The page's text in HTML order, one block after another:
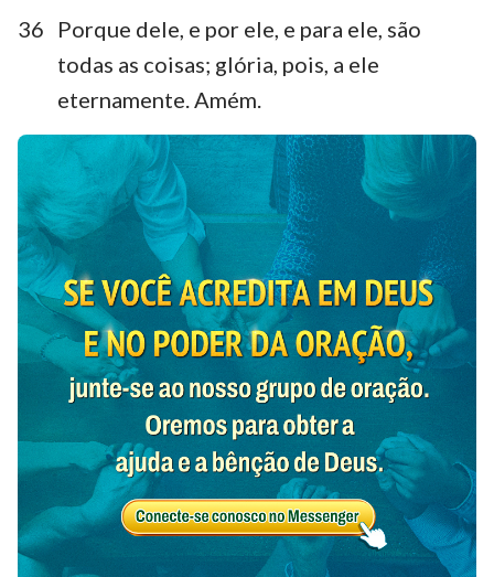
36
Porque dele, e por ele, e para ele, são
todas as coisas; glória, pois, a ele
eternamente. Amém.